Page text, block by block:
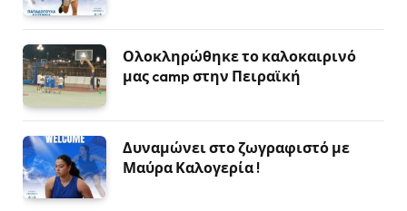
Ολοκληρώθηκε το καλοκαιρινό
μας camp στην Πειραϊκή
Δυναμώνει στο ζωγραφιστό με
Μαύρα Καλογερία !